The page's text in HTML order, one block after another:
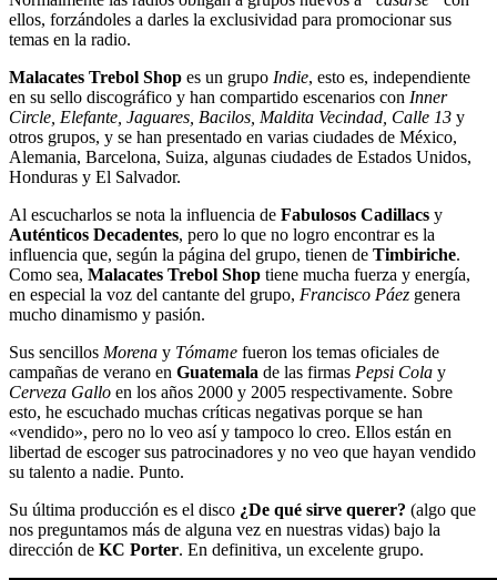
ellos, forzándoles a darles la exclusividad para promocionar sus
temas en la radio.
Malacates Trebol Shop es un grupo Indie, esto es, independiente
en su sello discográfico y han compartido escenarios con Inner
Circle, Elefante, Jaguares, Bacilos, Maldita Vecindad, Calle 13 y
otros grupos, y se han presentado en varias ciudades de México,
Alemania, Barcelona, Suiza, algunas ciudades de Estados Unidos,
Honduras y El Salvador.
Al escucharlos se nota la influencia de Fabulosos Cadillacs y
Auténticos Decadentes, pero lo que no logro encontrar es la
influencia que, según la página del grupo, tienen de Timbiriche.
Como sea, Malacates Trebol Shop tiene mucha fuerza y energía,
en especial la voz del cantante del grupo, Francisco Páez genera
mucho dinamismo y pasión.
Sus sencillos Morena y Tómame fueron los temas oficiales de
campañas de verano en Guatemala de las firmas Pepsi Cola y
Cerveza Gallo en los años 2000 y 2005 respectivamente. Sobre
esto, he escuchado muchas críticas negativas porque se han
«vendido», pero no lo veo así y tampoco lo creo. Ellos están en
libertad de escoger sus patrocinadores y no veo que hayan vendido
su talento a nadie. Punto.
Su última producción es el disco ¿De qué sirve querer? (algo que
nos preguntamos más de alguna vez en nuestras vidas) bajo la
dirección de KC Porter. En definitiva, un excelente grupo.